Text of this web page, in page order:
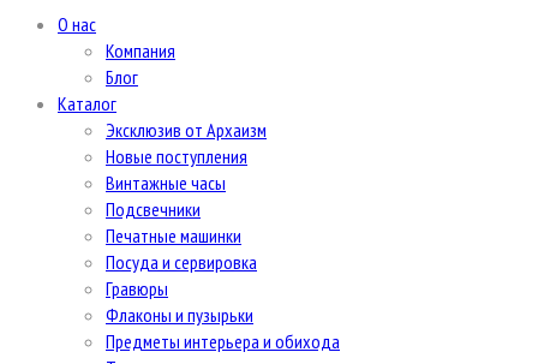
О нас
Компания
Блог
Каталог
Эксклюзив от Архаизм
Новые поступления
Винтажные часы
Подсвечники
Печатные машинки
Посуда и сервировка
Гравюры
Флаконы и пузырьки
Предметы интерьера и обихода